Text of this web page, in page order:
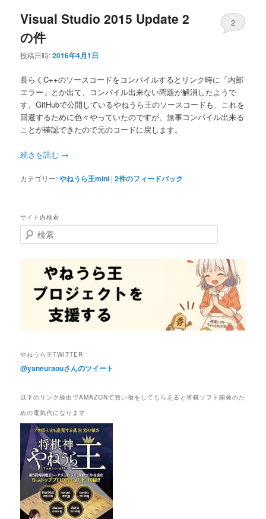
Visual Studio 2015 Update 2
の件
投稿日時:2016年4月1日
2
長らくC++のソースコードをコンパイルするとリンク時に「内部
エラー」とか出て、コンパイル出来ない問題が解消したようで
す。GitHubで公開しているやねうら王のソースコードも、これを
回避するために色々やっていたのですが、無事コンパイル出来る
ことが確認できたので元のコードに戻します。
続きを読む →
カテゴリー:やねうら王mini |2件のフィードバック
サイト内検索
検
索
やねうら王TWITTER
@yaneuraouさんのツイート
以下のリンク経由でAMAZONで買い物をしてもらえると将棋ソフト開発のた
めの電気代になります